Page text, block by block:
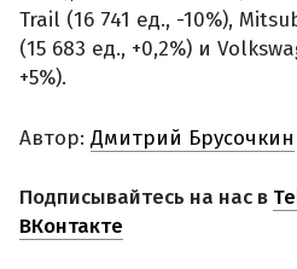
Trail (16 741 ед., -10%),
(15 683 ед., +0,2%) и
+5%).
Автор: Дмитрий Брусочкин
Подписывайтесь на нас в
ВКонтакте